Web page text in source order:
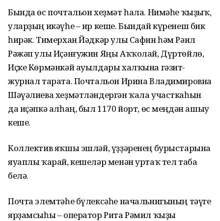
Бында өс почтальон хеҙмәт һала. Нимәһе ҡыҙыҡ,
уларҙың икәүһе – ир кеше. Бындай күренеш бик
һирәк. Тимерхан Йәдкәр улы Сафин һәм Рәил
Рәжәп улы Иҫәнғужин Яңы Аҡҡолай, Дүртөйлө,
Иҫке Көрмәнкәй ауылдары халҡына гәзит-
журнал тарата. Почтальон Ирина Владимировна
Шәүәлиева хеҙмәтләндергән ҡала участкаһын
да иҫәпкә алһаң, был 1170 йорт, өс меңдән ашыу
кеше.
Коллектив яҡшы эшләй, үҙҙәренең бурыстарына
яуаплы ҡарай, кешеләр менән уртаҡ тел таба
белә.
Почта элемтәһе бүлексәһе начальнигының тәүге
ярҙамсыһы – оператор Рита Рәмил ҡыҙы